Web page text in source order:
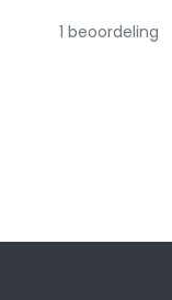
1 beoordeling